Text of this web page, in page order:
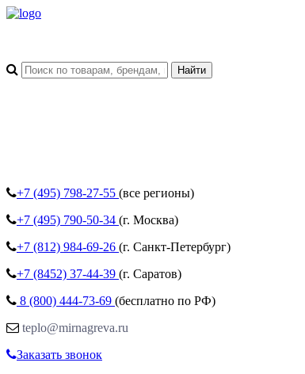
+7 (495) 798-27-55 (все регионы)
+7 (495) 790-50-34 (г. Москва)
+7 (812) 984-69-26 (г. Санкт-Петербург)
+7 (8452) 37-44-39 (г. Саратов)
8 (800) 444-73-69 (бесплатно по РФ)
teplo@mirnagreva.ru
Заказать звонок